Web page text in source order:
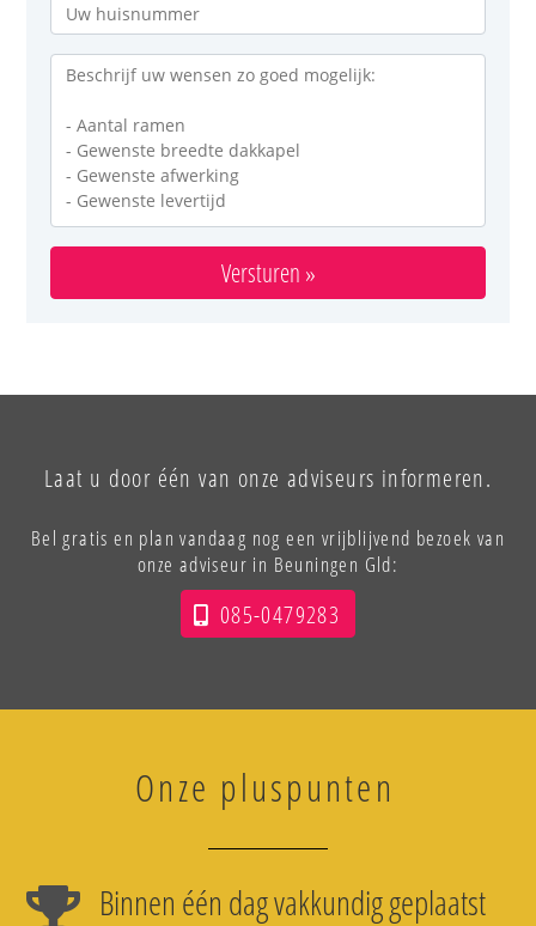
Versturen »
Laat u door één van onze adviseurs informeren.
Bel gratis en plan vandaag nog een vrijblijvend bezoek van
onze adviseur in Beuningen Gld:
085-0479283
Onze pluspunten
Binnen één dag vakkundig geplaatst